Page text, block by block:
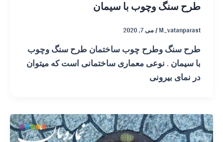
طرح سنگ وچوب با سیمان
M_vatanparast
/می 7, 2020
طرح سنگ وطرح چوب ساختمان طرح سنگ وچوب
با سیمان . نوعی معماری ساختمانی است که میتوان
در نمای بیرونی